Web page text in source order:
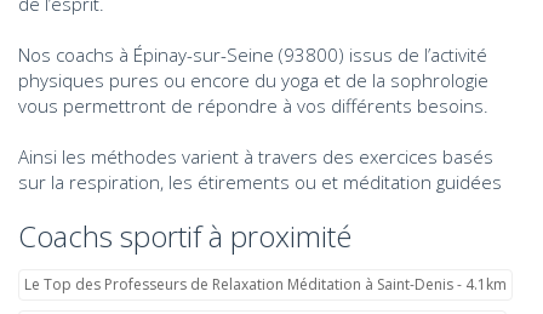
Nos coachs à Épinay-sur-Seine (93800) issus de l’activité
physiques pures ou encore du yoga et de la sophrologie
vous permettront de répondre à vos différents besoins.
Ainsi les méthodes varient à travers des exercices basés
sur la respiration, les étirements ou et méditation guidées
Coachs sportif à proximité
Le Top des Professeurs de Relaxation Méditation à Saint-Denis - 4.1km